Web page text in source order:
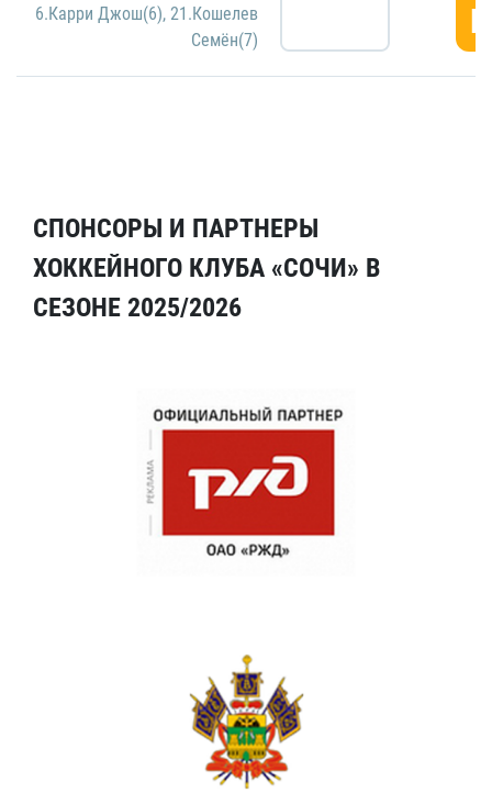
6.Карри Джош(6), 21.Кошелев
Семён(7)
СПОНСОРЫ И ПАРТНЕРЫ
ХОККЕЙНОГО КЛУБА «СОЧИ» В
СЕЗОНЕ 2025/2026